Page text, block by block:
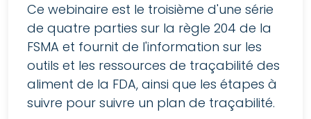
Ce webinaire est le troisième d'une série
de quatre parties sur la règle 204 de la
FSMA et fournit de l'information sur les
outils et les ressources de traçabilité des
aliment de la FDA, ainsi que les étapes à
suivre pour suivre un plan de traçabilité.